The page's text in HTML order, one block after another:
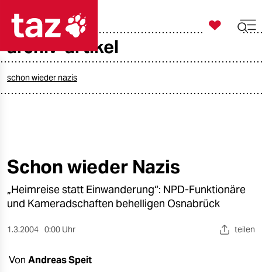
öko
gesellschaft
kultur
sport
berlin

taz zahl ich
archiv-artikel
schon wieder nazis
Schon wieder Nazis
„Heimreise statt Einwanderung“: NPD-Funktionäre
und Kameradschaften behelligen Osnabrück
1.3.2004 0:00 Uhr teilen
Von Andreas Speit